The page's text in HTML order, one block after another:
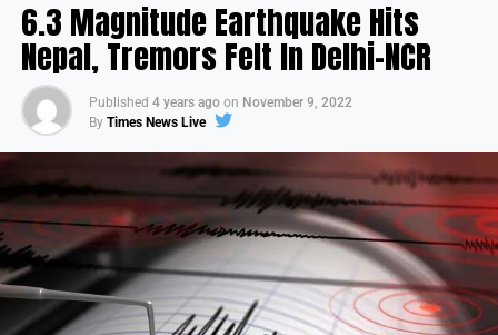
6.3 Magnitude Earthquake Hits
Nepal, Tremors Felt In Delhi-NCR
Published 4 years ago on November 9, 2022
By Times News Live